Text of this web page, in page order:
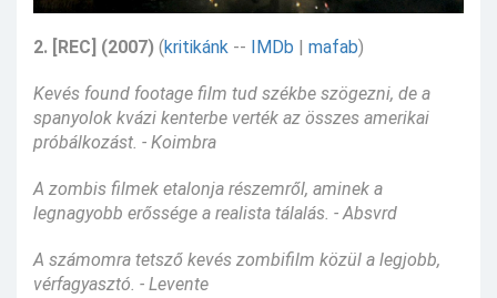
2. [REC] (2007) (kritikánk -- IMDb | mafab)
Kevés found footage film tud székbe szögezni, de a
spanyolok kvázi kenterbe verték az összes amerikai
próbálkozást. - Koimbra
A zombis filmek etalonja részemről, aminek a
legnagyobb erőssége a realista tálalás. - Absvrd
A számomra tetsző kevés zombifilm közül a legjobb,
vérfagyasztó. - Levente